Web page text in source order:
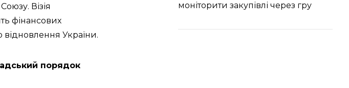
Візія
фінансових
відновлення України.
порядок
моніторити закупівлі через гру